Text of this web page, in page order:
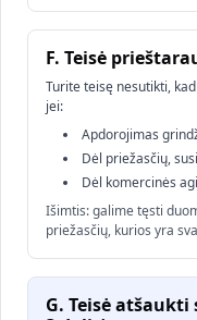
F. Teisė
Turite teisę nesutikti,
jei:
Apdorojimas
Dėl priežasčių,
Dėl komercinės
Išimtis: galime tęsti
priežasčių, kurios yra
G. Teisė